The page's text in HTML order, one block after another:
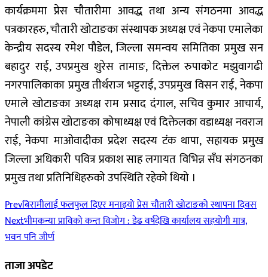
कार्यक्रममा प्रेस चौतारीमा आवद्ध तथा अन्य संगठनमा आवद्ध
पत्रकारहरु, चौतारी खोटाङका संस्थापक अध्यक्ष एवं नेकपा एमालेका
केन्द्रीय सदस्य रमेश पौडेल, जिल्ला समन्वय समितिका प्रमुख सन
बहादुर राई, उपप्रमुख शुरेस तामाङ, दिक्तेल रुपाकोट मझुवागढी
नगरपालिकाका प्रमुख तीर्थराज भट्टराई, उपप्रमुख विसन राई, नेकपा
एमाले खोटाङका अध्यक्ष राम प्रसाद दंगाल, सचिव कुमार आचार्य,
नेपाली कांग्रेस खोटाङका कोषाध्यक्ष एवं दिक्तेलका वडाध्यक्ष नवराज
राई, नेकपा माओवादीका प्रदेश सदस्य टंक थापा, सहायक प्रमुख
जिल्ला अधिकारी पवित्र प्रकाश साह लगायत विभिन्न सँघ संगठनका
प्रमुख तथा प्रतिनिधिहरुको उपस्थिति रहेको थियो ।
Prevबिरामीलाई फलफुल दिएर मनाइयो प्रेस चौतारी खोटाङको स्थापना दिवस
Nextभीमकन्या प्राविको कन्त विजोग : डेढ वर्षदेखि कार्यालय सहयोगी मात्र,
भवन पनि जीर्ण
ताजा अपडेट